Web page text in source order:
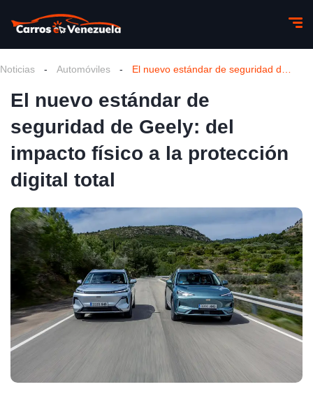
Noticias - Automóviles -
El nuevo estándar de
seguridad de Geely: del
impacto físico a la protección
digital total